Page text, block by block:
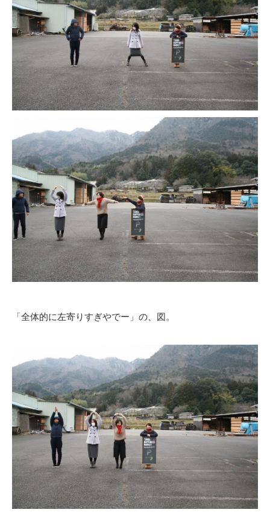
「全体的に左寄りすぎやでー」の、図。